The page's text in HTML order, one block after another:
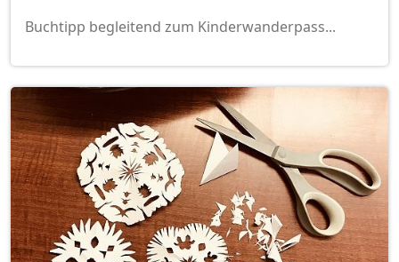
Buchtipp begleitend zum Kinderwanderpass...